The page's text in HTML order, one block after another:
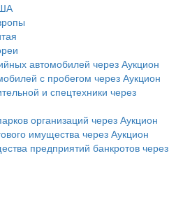
автомобилей через Аукцион
с пробегом через Аукцион
и спецтехники через
организаций через Аукцион
имущества через Аукцион
предприятий банкротов через